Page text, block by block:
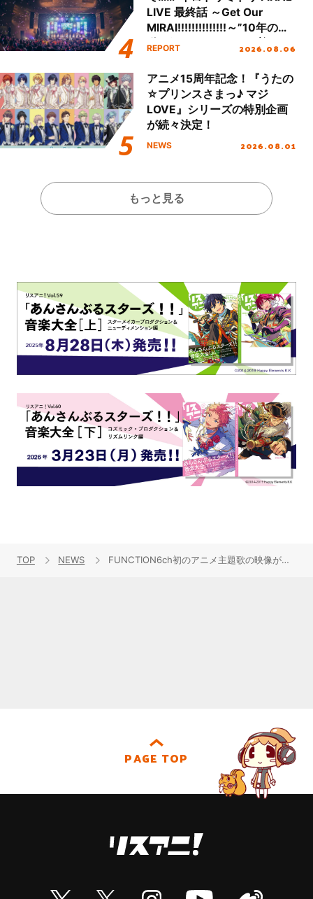
LIVE 最終話 ～Get Our
MIRAI!!!!!!!!!!!!!!～”10年の活
動を経てファイナルを迎える
REPORT 2026.08.06
アニメ15周年記念！『うたの
☆プリンスさまっ♪ マジ
LOVE』シリーズの特別企画
が続々決定！
NEWS 2026.08.01
もっと見る
TOP NEWS FUNCTION6ch初のアニメ主題歌の映像が先行公開！！さらにTVシリーズの日本初放送も決定！
PAGE TOP